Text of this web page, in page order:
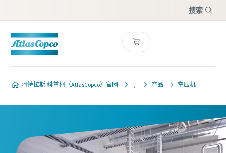
搜索
阿特拉斯·科普柯（AtlasCopco）官网 产品 空压机